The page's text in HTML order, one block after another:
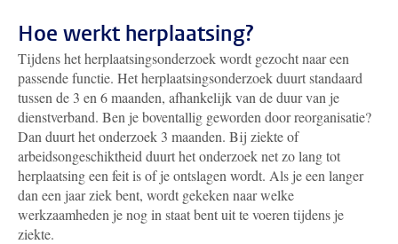
Hoe werkt herplaatsing?
Tijdens het herplaatsingsonderzoek wordt gezocht naar een
passende functie. Het herplaatsingsonderzoek duurt standaard
tussen de 3 en 6 maanden, afhankelijk van de duur van je
dienstverband. Ben je boventallig geworden door reorganisatie?
Dan duurt het onderzoek 3 maanden. Bij ziekte of
arbeidsongeschiktheid duurt het onderzoek net zo lang tot
herplaatsing een feit is of je ontslagen wordt. Als je een langer
dan een jaar ziek bent, wordt gekeken naar welke
werkzaamheden je nog in staat bent uit te voeren tijdens je
ziekte.